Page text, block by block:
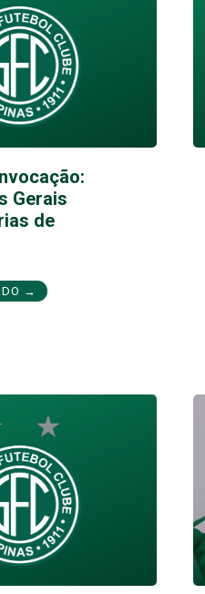
Gerais
de
→